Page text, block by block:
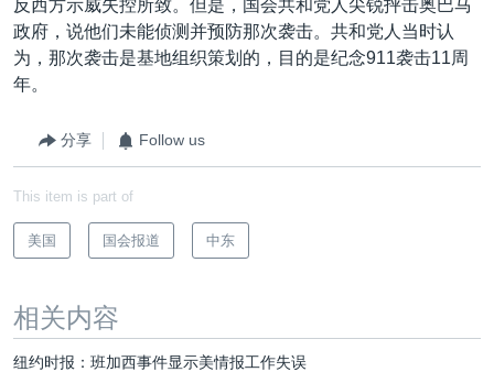
反西方示威失控所致。但是，国会共和党人尖锐抨击奥巴马
政府，说他们未能侦测并预防那次袭击。共和党人当时认
为，那次袭击是基地组织策划的，目的是纪念911袭击11周
年。
分享 Follow us
This item is part of
美国 国会报道 中东
相关内容
纽约时报：班加西事件显示美情报工作失误